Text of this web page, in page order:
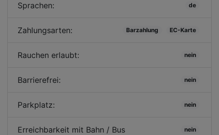
Sprachen: de
Zahlungsarten: Barzahlung EC-Karte
Rauchen erlaubt: nein
Barrierefrei: nein
Parkplatz: nein
Erreichbarkeit mit Bahn / Bus nein